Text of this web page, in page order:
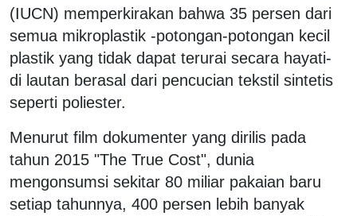
(IUCN) memperkirakan bahwa 35 persen dari
semua mikroplastik -potongan-potongan kecil
plastik yang tidak dapat terurai secara hayati-
di lautan berasal dari pencucian tekstil sintetis
seperti poliester.
Menurut film dokumenter yang dirilis pada
tahun 2015 "The True Cost", dunia
mengonsumsi sekitar 80 miliar pakaian baru
setiap tahunnya, 400 persen lebih banyak